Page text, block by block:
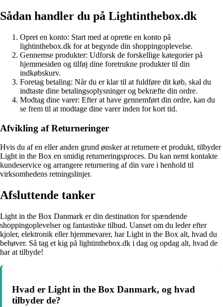
Sådan handler du på Lightinthebox.dk
Opret en konto: Start med at oprette en konto på
lightinthebox.dk for at begynde din shoppingoplevelse.
Gennemse produkter: Udforsk de forskellige kategorier på
hjemmesiden og tilføj dine foretrukne produkter til din
indkøbskurv.
Foretag betaling: Når du er klar til at fuldføre dit køb, skal du
indtaste dine betalingsoplysninger og bekræfte din ordre.
Modtag dine varer: Efter at have gennemført din ordre, kan du
se frem til at modtage dine varer inden for kort tid.
Afvikling af Returneringer
Hvis du af en eller anden grund ønsker at returnere et produkt, tilbyder
Light in the Box en smidig returneringsproces. Du kan nemt kontakte
kundeservice og arrangere returnering af din vare i henhold til
virksomhedens retningslinjer.
Afsluttende tanker
Light in the Box Danmark er din destination for spændende
shoppingoplevelser og fantastiske tilbud. Uanset om du leder efter
kjoler, elektronik eller hjemmevarer, har Light in the Box alt, hvad du
behøver. Så tag et kig på lightinthebox.dk i dag og opdag alt, hvad de
har at tilbyde!
Hvad er Light in the Box Danmark, og hvad
tilbyder de?